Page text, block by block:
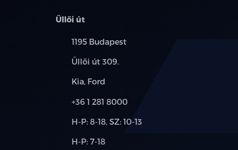
Üllői út
Település:
1195 Budapest
Cím:
Üllői út 309.
Márkák:
Kia, Ford
Telefon:
+36 1 281 8000
Új-
használt
H-P: 8-18, SZ: 10-13
Alkatrész,
H-P: 7-18